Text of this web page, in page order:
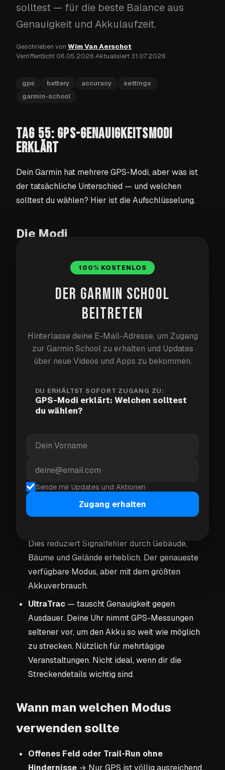
solltest — für die beste Balance aus
Genauigkeit und Akkulaufzeit.
Geschrieben von Wim Van Aerschot·
Veröffentlicht 06.05.2026·Aktualisiert 31.07.2026
gps battery accuracy
settings
garmin-school
TAG 55: GPS-GENAUIGKEITSMODI
ERKLÄRT
Dein Garmin hat mehrere GPS-Modi, aber was ist
der tatsächliche Unterschied — und welchen
solltest du wählen? Hier ist die Aufschlüsselung.
Die Modi
Die meisten Garmin-Uhren bieten dir mindestens
drei Optionen:Aus,Nur GPSundAlle Systeme
Einige Modelle bieten auchMulti-Bandund
an.
Was jeder Modus tatsächlich
macht
amerikanische Satelliten. Schnelle Verbindung,
ordentliche Genauigkeit, solide Akkulaufzeit.
russische (GLONASS) und japanische (QZSS)
= schnellere Verbindung + bessere Genauigkeit,
besonders in schwierigen Umgebungen. Etwas
Multi-Band— verwendet mehrere
Dies reduziert Signalfehler durch Gebäude,
Bäume und Gelände erheblich. Der genaueste
verfügbare Modus, aber mit dem größten
Akkuverbrauch.
UltraTrac — tauscht Genauigkeit gegen
Ausdauer. Deine Uhr nimmt GPS-Messungen
seltener vor, um den Akku so weit wie möglich
zu strecken. Nützlich für mehrtägige
Veranstaltungen. Nicht ideal, wenn dir die
Streckendetails wichtig sind.
Wann man welchen Modus
verwenden sollte
Offenes Feld oder Trail-Run ohne
Hindernisse → Nur GPS ist völlig ausreichend.
100% KOSTENLOS
DER GARMIN SCHOOL
BEITRETEN
Hinterlasse deine E-Mail-Adresse, um Zugang
zur Garmin School zu erhalten und Updates
über neue Videos und Apps zu bekommen.
DU ERHÄLTST SOFORT ZUGANG ZU:
GPS-Modi erklärt: Welchen solltest
du wählen?
Sende mir Updates und Aktionen
Zugang erhalten